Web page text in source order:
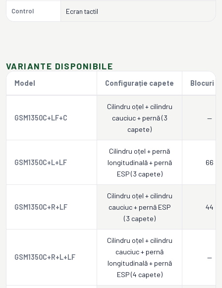
Control Ecran tactil
VARIANTE DISPONIBILE
Model Configurație capete Blocuri
GSM1350C+LF+C
Cilindru oțel + cilindru
cauciuc + pernă (3
capete)
—
GSM1350C+L+LF
Cilindru oțel + pernă
longitudinală + pernă
ESP (3 capete)
66
GSM1350C+R+LF
Cilindru oțel + cilindru
cauciuc + pernă ESP
(3 capete)
44
GSM1350C+R+L+LF
Cilindru oțel + cilindru
cauciuc + pernă
longitudinală + pernă
ESP (4 capete)
—